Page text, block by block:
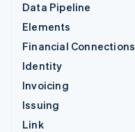
Data Pipeline
Elements
Financial Connections
Identity
Invoicing
Issuing
Link